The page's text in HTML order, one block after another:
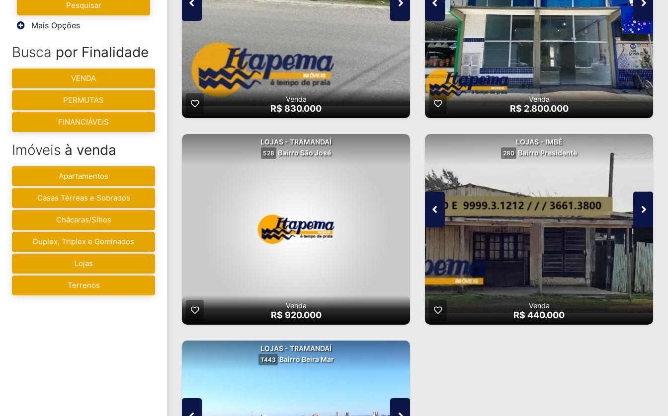
Pesquisar
Mais Opções
Busca por Finalidade
VENDA
PERMUTAS
FINANCIÁVEIS
Imóveis à venda
Apartamentos
Casas Térreas e Sobrados
Chácaras/Sítios
Duplex, Triplex e Geminados
Lojas
Terrenos
Venda
R$ 830.000
Venda
R$ 2.800.000
LOJAS - TRAMANDAÍ
528 Bairro São José
Venda
R$ 920.000
LOJAS - IMBÉ
280 Bairro Presidente
Venda
R$ 440.000
LOJAS - TRAMANDAÍ
T443 Bairro Beira Mar